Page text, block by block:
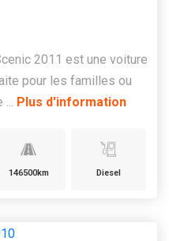
2011 est une voiture
pour les familles ou
Plus d'information
146500km Diesel